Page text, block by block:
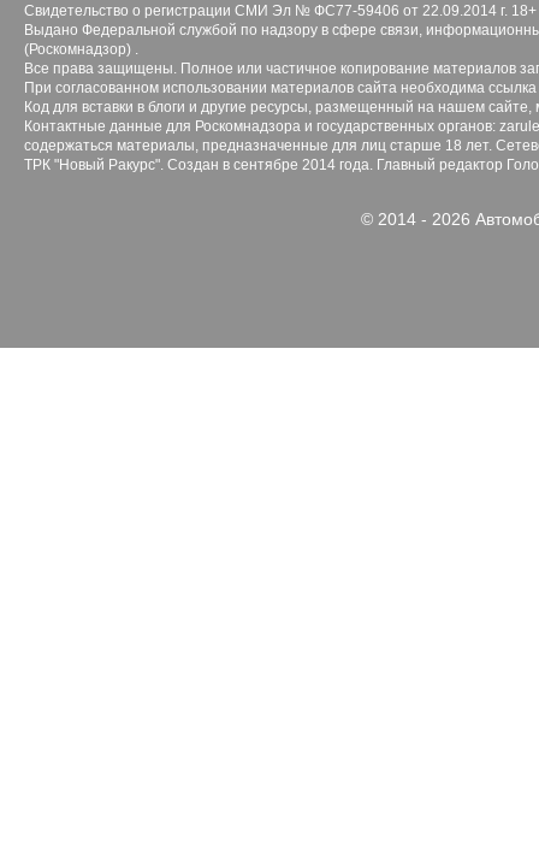
Свидетельство о регистрации СМИ Эл № ФС77-59406 от 22.09.2014 г. 18+
Выдано Федеральной службой по надзору в сфере связи,
(Роскомнадзор) .
Все права защищены. Полное или частичное копирование материалов
При согласованном использовании материалов сайта необходима ссылка
Код для вставки в блоги и другие ресурсы, размещенный на нашем сайте,
Контактные данные для Роскомнадзора и государственных органов:
содержаться материалы, предназначенные для лиц старше 18 лет.
ТРК "Новый Ракурс". Создан в сентябре 2014 года. Главный редактор
© 2014 - 2026